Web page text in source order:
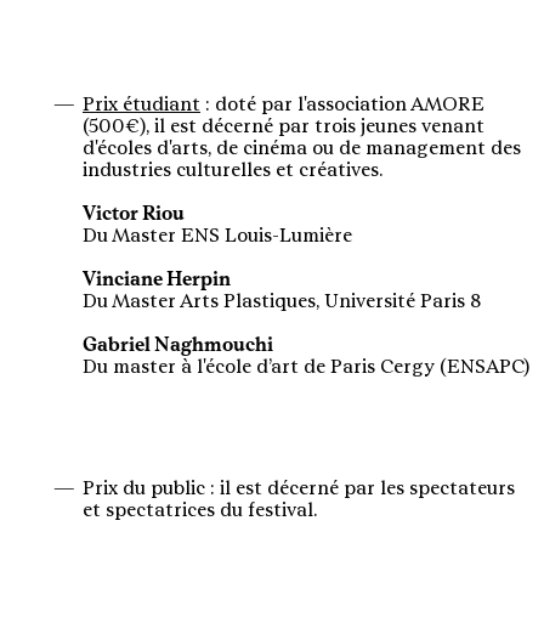
Prix étudiant : doté par l'association AMORE
(500€), il est décerné par trois jeunes venant
d'écoles d'arts, de cinéma ou de management des
industries culturelles et créatives.
Victor Riou
Du Master ENS Louis-Lumière
Vinciane Herpin
Du Master Arts Plastiques, Université Paris 8
Gabriel Naghmouchi
Du master à l'école d’art de Paris Cergy (ENSAPC)
Prix du public : il est décerné par les spectateurs
et spectatrices du festival.